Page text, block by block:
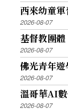
西來幼童
2026-08-07
基督教團
2026-08-07
佛光青年
2026-08-07
溫哥華AI
2026-08-07